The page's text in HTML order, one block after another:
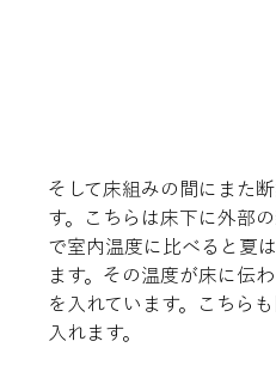
そして床組みの間にまた
す。こちらは床下に外部
で室内温度に比べると夏
ます。その温度が床に伝
を入れています。こちら
入れます。